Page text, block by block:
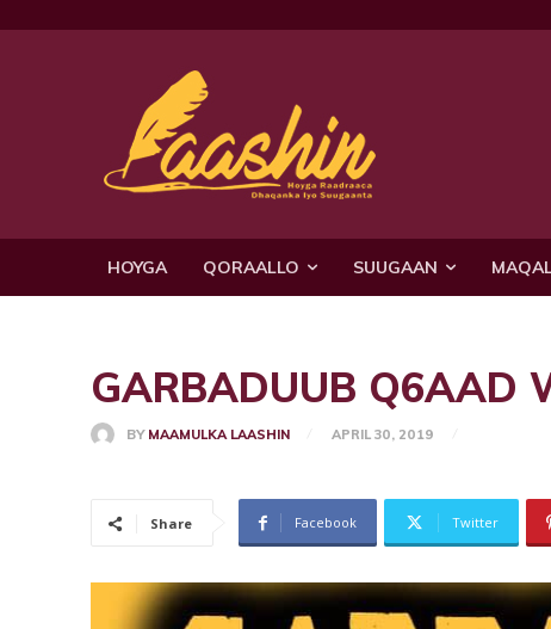
HOYGA QORAALLO SUUGAAN
GARBADUUB Q6AAD
BY MAAMULKA LAASHIN APRIL 30, 2019
Share Facebook Twitter